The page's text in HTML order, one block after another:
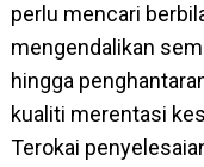
perlu mencari
mengendalikan
hingga
kualiti merentasi
Terokai